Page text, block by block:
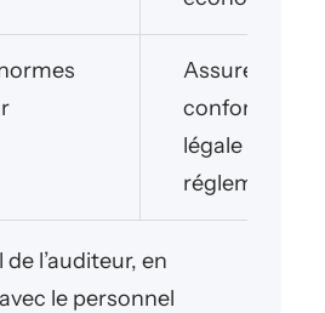
Assure la
conformité
légale et
réglementaire
l’auditeur, en
le personnel